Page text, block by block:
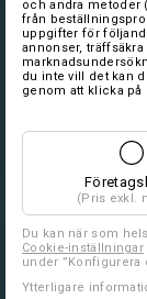
och andra metoder
från
uppgifter för
annonser,
du inte vill det kan
genom att klicka på
(Pris exkl.
Du kan när som
Cookie-inställningar
under ”Konfigurera
Ytterligare